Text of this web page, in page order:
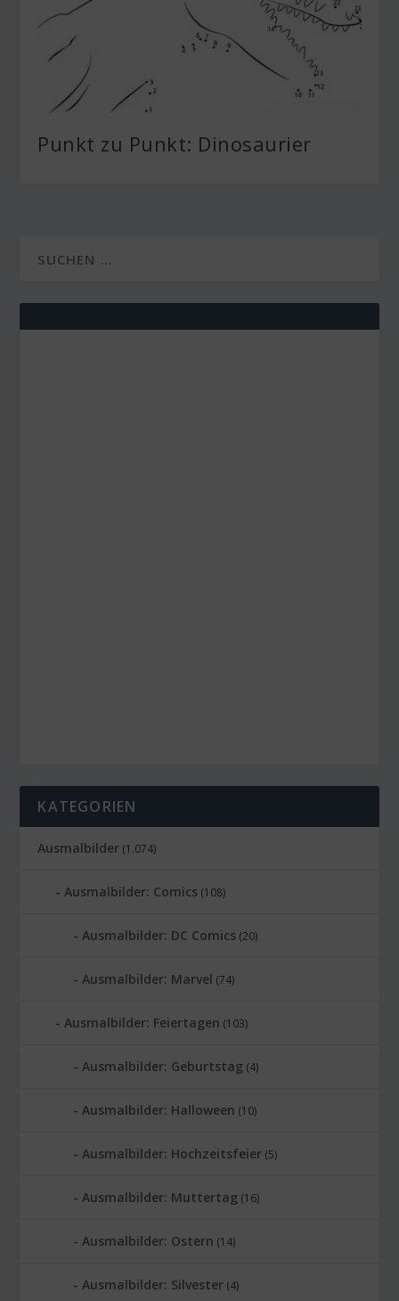
Punkt zu Punkt: Dinosaurier
KATEGORIEN
Ausmalbilder (1.074)
Ausmalbilder: Comics (108)
Ausmalbilder: DC Comics (20)
Ausmalbilder: Marvel (74)
Ausmalbilder: Feiertagen (103)
Ausmalbilder: Geburtstag (4)
Ausmalbilder: Halloween (10)
Ausmalbilder: Hochzeitsfeier (5)
Ausmalbilder: Muttertag (16)
Ausmalbilder: Ostern (14)
Ausmalbilder: Silvester (4)